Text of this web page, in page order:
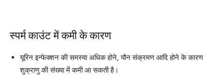
स्पर्म काउंट में कमी के कारण
यूरिन इन्फेक्शन की समस्या अधिक होने, यौन संक्रमण आदि होने के कारण
शुक्राणु की संख्या में कमी आ सकती है।